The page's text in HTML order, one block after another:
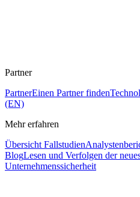
Partner
PartnerEinen Partner finden
(EN)
Mehr erfahren
Übersicht Fallstudien
BlogLesen und Verfolgen der
Unternehmenssicherheit